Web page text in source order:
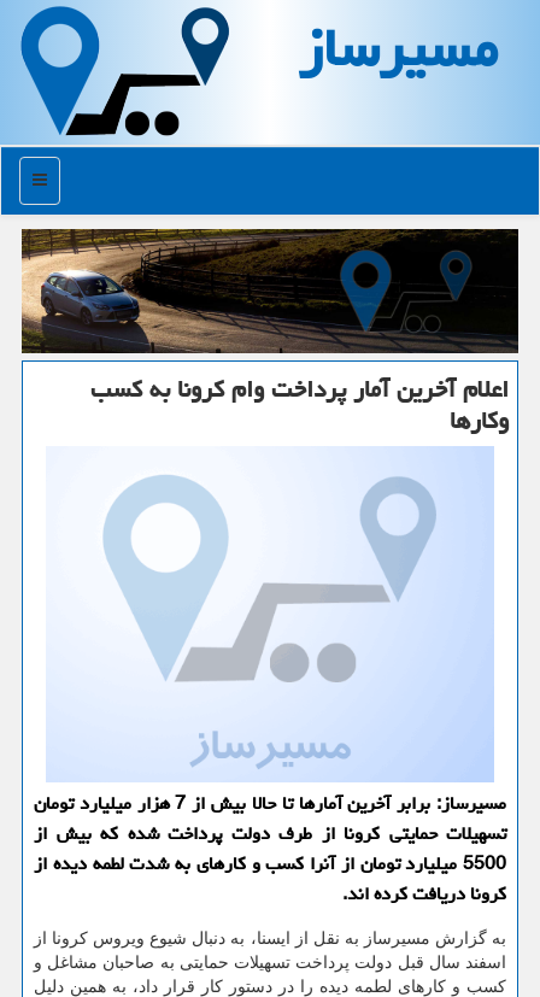
مسیرساز
منو
اعلام آخرین آمار پرداخت وام كرونا به كسب
وكارها
مسیرساز: برابر آخرین آمارها تا حالا بیش از 7 هزار میلیارد تومان
تسهیلات حمایتی كرونا از طرف دولت پرداخت شده كه بیش از
5500 میلیارد تومان از آنرا كسب و كارهای به شدت لطمه دیده از
كرونا دریافت كرده اند.
به گزارش مسیرساز به نقل از ایسنا، به دنبال شیوع ویروس کرونا از
اسفند سال قبل دولت پرداخت تسهیلات حمایتی به صاحبان مشاغل و
کسب و کارهای لطمه دیده را در دستور کار قرار داد، به همین دلیل